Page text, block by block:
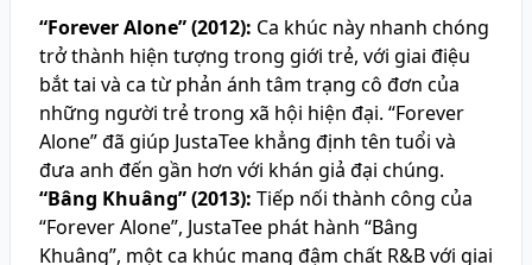
“Forever Alone” (2012): Ca khúc này nhanh chóng
trở thành hiện tượng trong giới trẻ, với giai điệu
bắt tai và ca từ phản ánh tâm trạng cô đơn của
những người trẻ trong xã hội hiện đại. “Forever
Alone” đã giúp JustaTee khẳng định tên tuổi và
đưa anh đến gần hơn với khán giả đại chúng.
“Bâng Khuâng” (2013): Tiếp nối thành công của
“Forever Alone”, JustaTee phát hành “Bâng
Khuâng”, một ca khúc mang đậm chất R&B với giai